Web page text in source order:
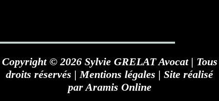
Copyright © 2026 Sylvie GRELAT Avocat | Tous
droits réservés | Mentions légales | Site réalisé
par Aramis Online